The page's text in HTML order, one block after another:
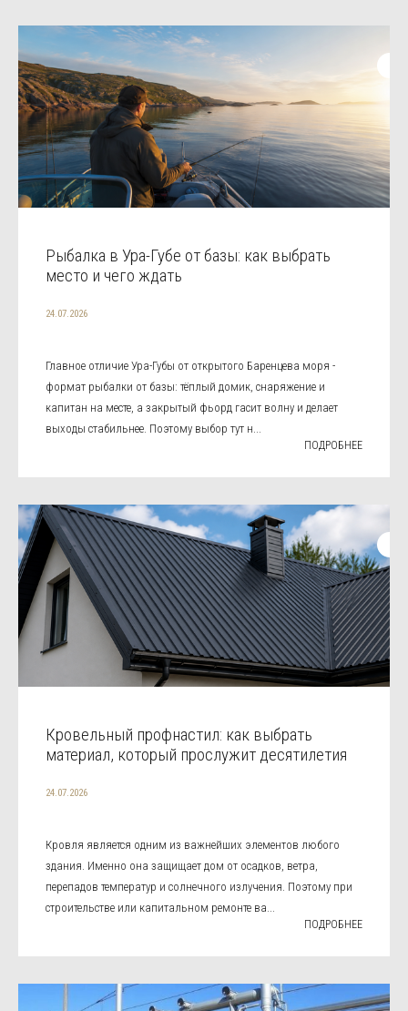
Рыбалка в Ура-Губе от базы: как выбрать
место и чего ждать
24.07.2026
Главное отличие Ура-Губы от открытого Баренцева моря -
формат рыбалки от базы: тёплый домик, снаряжение и
капитан на месте, а закрытый фьорд гасит волну и делает
выходы стабильнее. Поэтому выбор тут н...
ПОДРОБНЕЕ
Кровельный профнастил: как выбрать
материал, который прослужит десятилетия
24.07.2026
Кровля является одним из важнейших элементов любого
здания. Именно она защищает дом от осадков, ветра,
перепадов температур и солнечного излучения. Поэтому при
строительстве или капитальном ремонте ва...
ПОДРОБНЕЕ